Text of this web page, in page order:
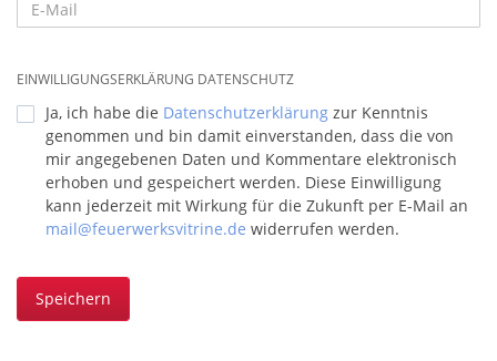
EINWILLIGUNGSERKLÄRUNG DATENSCHUTZ
Ja, ich habe die Datenschutzerklärung zur Kenntnis
genommen und bin damit einverstanden, dass die von
mir angegebenen Daten und Kommentare elektronisch
erhoben und gespeichert werden. Diese Einwilligung
kann jederzeit mit Wirkung für die Zukunft per E-Mail an
mail@feuerwerksvitrine.de widerrufen werden.
Speichern